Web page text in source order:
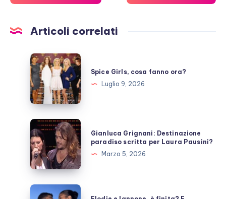
Articoli correlati
Spice
Girls,
cosa
fanno
ora?
Spice Girls, cosa fanno ora?
Luglio 9, 2026
Gianluca
Grignani:
Destinazione
paradiso
scritta
per
Gianluca Grignani: Destinazione
paradiso scritta per Laura Pausini?
Marzo 5, 2026
Elodie